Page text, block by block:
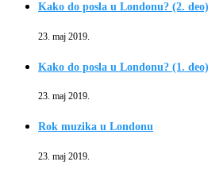
Kako do posla u Londonu? (2. deo)
23. maj 2019.
Kako do posla u Londonu? (1. deo)
23. maj 2019.
Rok muzika u Londonu
23. maj 2019.